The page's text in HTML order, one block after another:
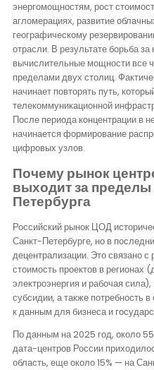
энергомощностям, рост
агломерациях, развитие
географическому
отрасли. В результате борьба
вычислительные мощности все
пределами двух столиц.
начинает повторять путь,
телекоммуникационной
После периода концентрации в
начинается формирование
цифровых узлов.
Почему рынок
выходит за
Петербурга
Российский рынок ЦОД
Санкт-Петербурге, но в
децентрализации. Это связано
стоимость проектов в регионах
электроэнергия и рабочая
субсидии, а также потребность
к данным для бизнеса и
По данным на 2025 год, около
дата-центров России
область, еще около 15% — на